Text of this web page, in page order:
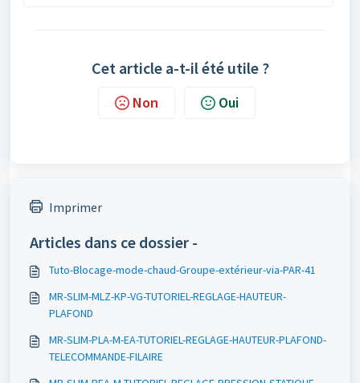
Cet article a-t-il été utile ?
Non Oui
Imprimer
Articles dans ce dossier -
Tuto-Blocage-mode-chaud-Groupe-extérieur-via-PAR-41
MR-SLIM-MLZ-KP-VG-TUTORIEL-REGLAGE-HAUTEUR-
PLAFOND
MR-SLIM-PLA-M-EA-TUTORIEL-REGLAGE-HAUTEUR-PLAFOND-
TELECOMMANDE-FILAIRE